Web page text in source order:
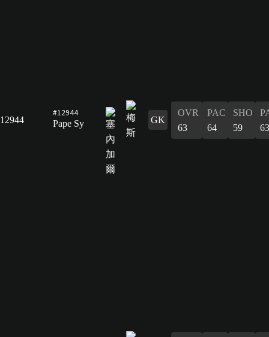
12944
#12944
Pape Sy
GK
OVR
63
PAC
64
SHO
59
63